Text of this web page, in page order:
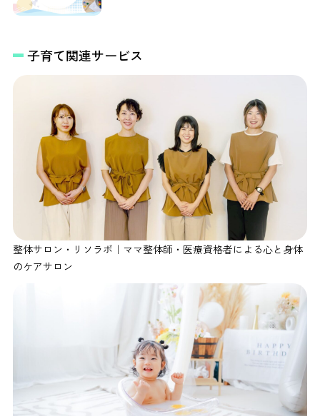
子育て関連サービス
整体サロン・リソラボ｜ママ整体師・医療資格者による心と身体
のケアサロン